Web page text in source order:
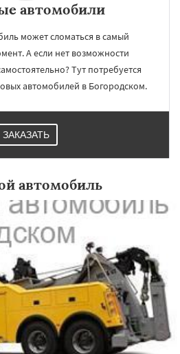
×
Вербилки
Загорянский
Красково
Лопатино
Менделеевск
Октябрьский
Родники
Софрино
Удельная
Хорлово
автомобили
может сломаться в самый
А если нет возможности
Тут потребуется
автомобилей в Богородском.
ЗАКАЗАТЬ
автомобиль
×
обработку персональных данных